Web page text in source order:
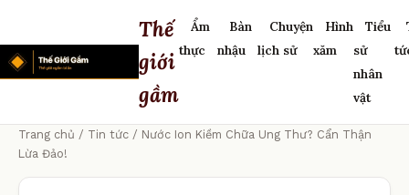
Thế
giới
gầm
Ẩm
thực
Bàn
nhậu
Chuyện
lịch sử
Hình
xăm
Tiểu
sử
nhân
vật
Trang chủ / Tin tức / Nước Ion Kiềm Chữa Ung Thư? Cẩn Thận
Lừa Đảo!